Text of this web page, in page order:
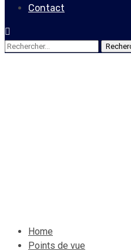
Contact
Rechercher :
Home
Points de vue